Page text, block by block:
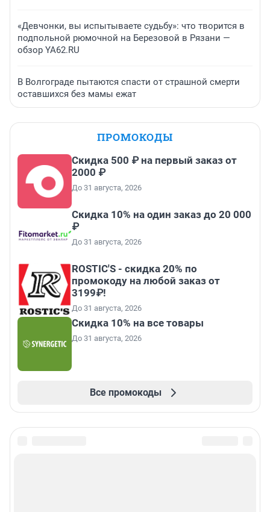
«Девчонки, вы испытываете судьбу»: что творится в
подпольной рюмочной на Березовой в Рязани —
обзор YA62.RU
В Волгограде пытаются спасти от страшной смерти
оставшихся без мамы ежат
ПРОМОКОДЫ
Скидка 500 ₽ на первый заказ от
2000 ₽
До 31 августа, 2026
Скидка 10% на один заказ до 20 000
₽
До 31 августа, 2026
ROSTIC'S - скидка 20% по
промокоду на любой заказ от
3199₽!
До 31 августа, 2026
Скидка 10% на все товары
До 31 августа, 2026
Все промокоды